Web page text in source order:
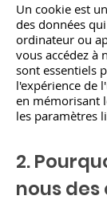
Un cookie est
des données
ordinateur ou
vous accédez à
sont essentiels
l'expérience de
en mémorisant
les paramètres
2.
nous des